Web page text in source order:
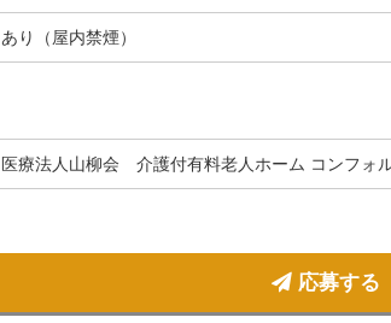
あり（屋内禁煙）
医療法人山柳会 介護付有料老人ホーム コンフォ
応募する